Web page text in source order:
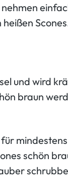
und wird
braun
schön